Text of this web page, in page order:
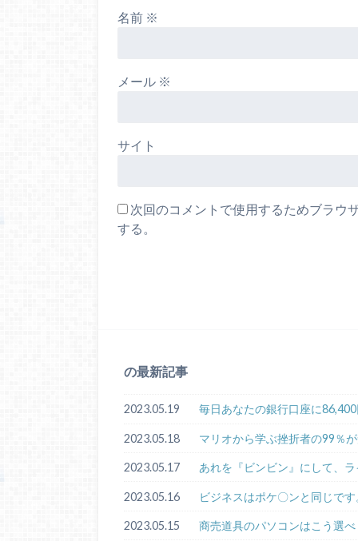
名前 ※
メール ※
サイト
次回のコメントで使用するためブラウ
する。
の最新記事
2023.05.19 毎日あなたの銀行口座に
2023.05.18 マリオから学ぶ挫折者の99％
2023.05.17 あれを『ビンビン』にして、
2023.05.16 ビジネスはポケ〇ンと同じで
2023.05.15 商売道具のパソコンはこう選